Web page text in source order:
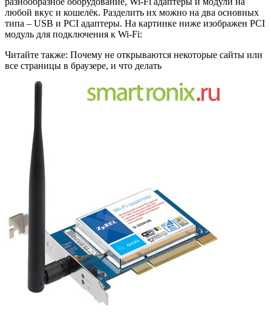
любой вкус и кошелёк. Разделить их можно на два основных
типа – USB и PCI адаптеры. На картинке ниже изображен PCI
модуль для подключения к Wi-Fi:
Читайте также: Почему не открываются некоторые сайты или
все страницы в браузере, и что делать